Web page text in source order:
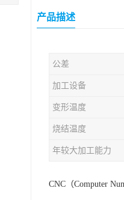
产品描述
公差
加工设备
变形温度
烧结温度
年较大加工能力
CNC（Computer